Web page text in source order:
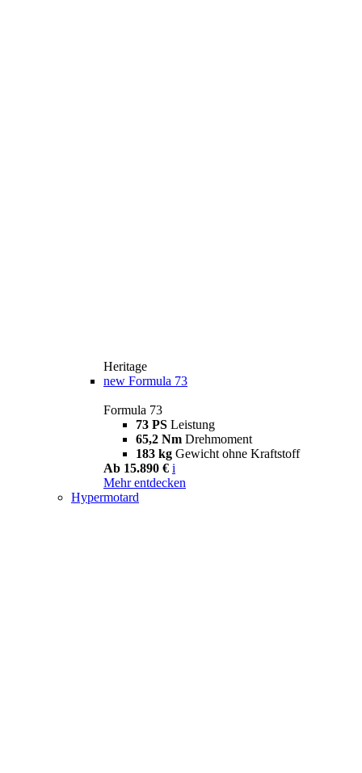
Heritage
new Formula 73
Formula 73
73 PS Leistung
65,2 Nm Drehmoment
183 kg Gewicht ohne Kraftstoff
Ab 15.890 € i
Mehr entdecken
Hypermotard